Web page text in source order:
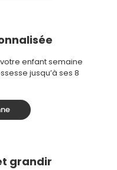
enfant semaine
jusqu’à ses 8
grandir